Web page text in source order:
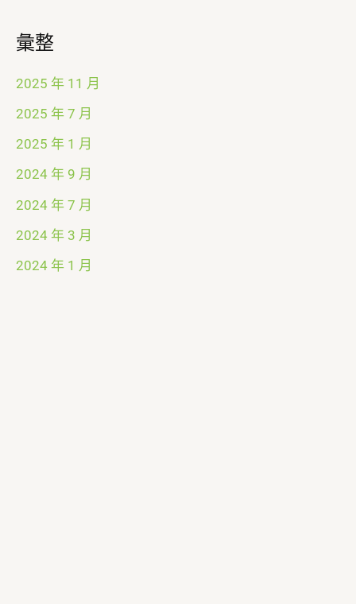
彙整
2025 年 11 月
2025 年 7 月
2025 年 1 月
2024 年 9 月
2024 年 7 月
2024 年 3 月
2024 年 1 月